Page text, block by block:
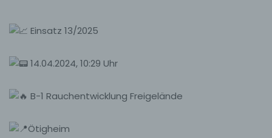
Einsatz 13/2025
14.04.2024, 10:29 Uhr
B-1 Rauchentwicklung Freigelände
Ötigheim